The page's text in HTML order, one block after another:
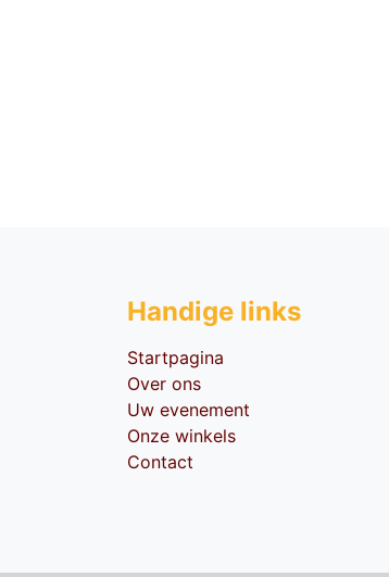
Handige li​nks
Startpagina
Over ons
Uw evenement
Onze winkels
Contact